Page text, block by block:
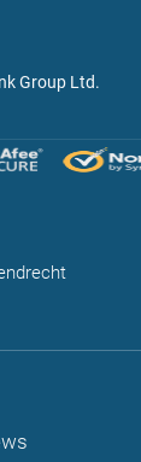
Group Ltd.